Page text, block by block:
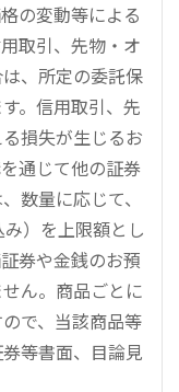
の変動等による
取引、先物・オ
、所定の委託保
。信用取引、先
損失が生じるお
通じて他の証券
数量に応じて、
）を上限額とし
券や金銭のお預
ん。商品ごとに
で、当該商品等
等書面、目論見